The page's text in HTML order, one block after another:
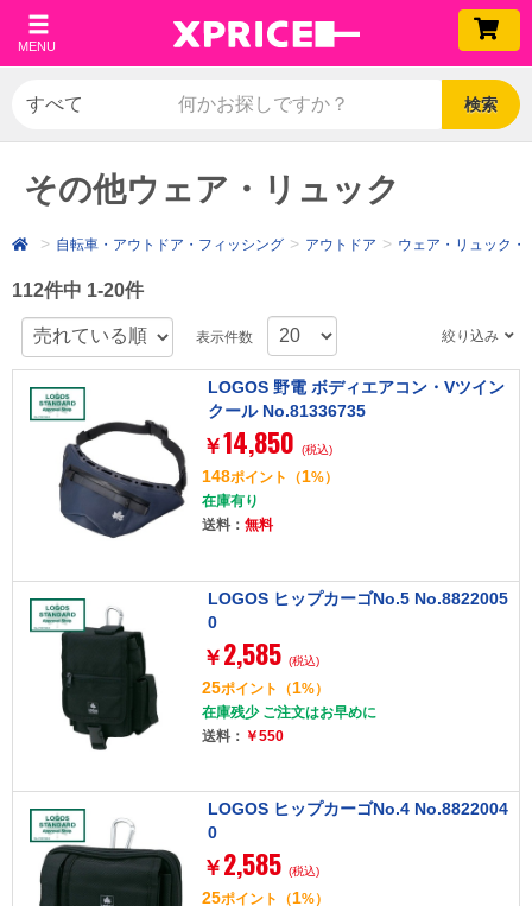
MENU
検索
その他ウェア・リュック
自転車・アウトドア・フィッシング アウトドア ウェア・リュック・
112件中 1-20件
表示件数 絞り込み
LOGOS 野電 ボディエアコン・Vツイン
クール No.81336735
￥14,850 (税込)
148ポイント （1%）
在庫有り
送料： 無料
LOGOS ヒップカーゴNo.5 No.8822005
0
￥ 2,585 (税込)
25ポイント （1%）
在庫残少 ご注文はお早めに
送料： ￥550
LOGOS ヒップカーゴNo.4 No.8822004
0
￥ 2,585 (税込)
25ポイント （1%）